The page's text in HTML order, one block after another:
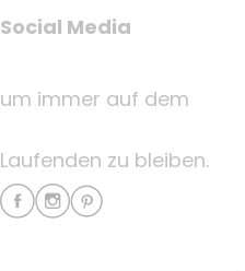
Social Media
um immer auf dem
Laufenden zu bleiben.